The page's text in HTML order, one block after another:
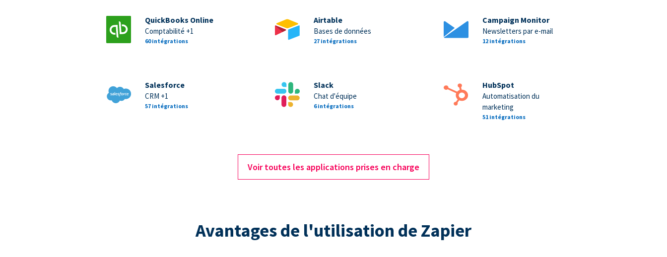
QuickBooks Online
Comptabilité +1
60 intégrations
Airtable
Bases de données
27 intégrations
Campaign Monitor
Newsletters par e-mail
12 intégrations
Salesforce
CRM +1
57 intégrations
Slack
Chat d'équipe
6 intégrations
HubSpot
Automatisation du
marketing
51 intégrations
Voir toutes les applications prises en charge
Avantages de l'utilisation de Zapier